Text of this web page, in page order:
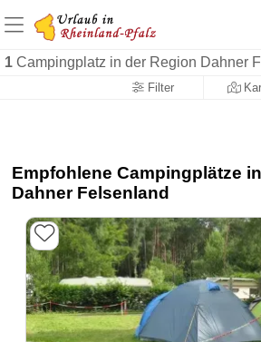
1 Campingplatz in der Region Dahner
Filter
+1.500 Unterkünfte in
+1.000 Sehenswürdigkeiten
Empfohlene Campingplätze
Dahner Felsenland